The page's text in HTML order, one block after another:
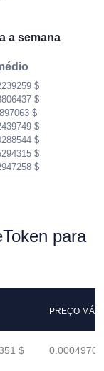
a semana
$
$
$
$
$
$
$
para
PREÇO
$